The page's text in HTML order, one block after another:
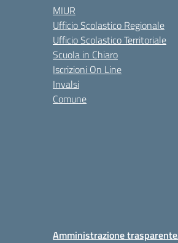
MIUR
Ufficio Scolastico Regionale
Ufficio Scolastico Territoriale
Scuola in Chiaro
Iscrizioni On Line
Invalsi
Comune
Amministrazione trasparente